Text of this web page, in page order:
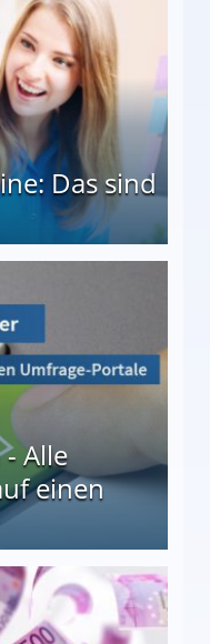
Das sind
Alle
einen